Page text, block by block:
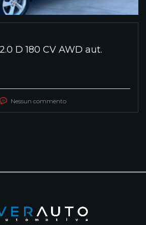
D 180 CV AWD aut.
Nessun commento